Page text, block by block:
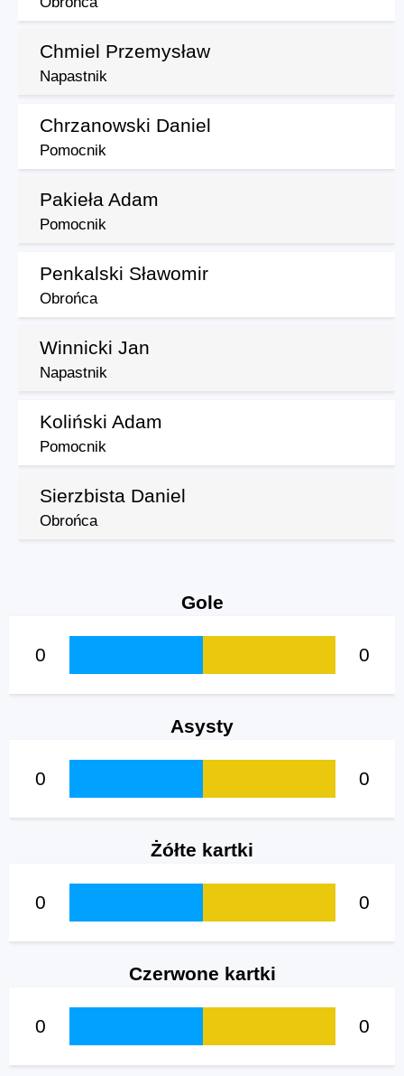
Chmiel Przemysław
Napastnik
Chrzanowski Daniel
Pomocnik
Pakieła Adam
Pomocnik
Penkalski Sławomir
Obrońca
Winnicki Jan
Napastnik
Koliński Adam
Pomocnik
Sierzbista Daniel
Obrońca
Gole
0 0
Asysty
0 0
Żółte kartki
0 0
Czerwone kartki
0 0